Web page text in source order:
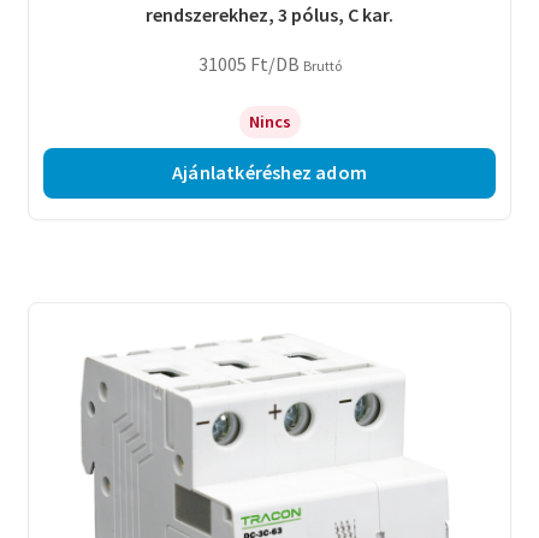
rendszerekhez, 3 pólus, C kar.
31005 Ft/DB Bruttó
Nincs
Ajánlatkéréshez adom